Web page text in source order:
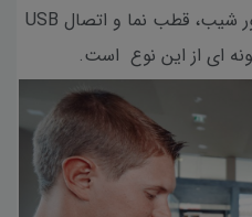
های اضافی مانند دوربین، سنسور شیب، قطب نما و اتصال USB